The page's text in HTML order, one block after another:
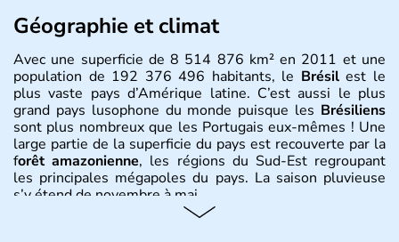
Géographie et climat
Avec une superficie de 8 514 876 km² en 2011 et une
population de 192 376 496 habitants, le Brésilest le
plus vaste pays d’Amérique latine. C’est aussi le plus
grand pays lusophone du monde puisque les Brésiliens
sont plus nombreux que les Portugais eux-mêmes ! Une
large partie de la superficie du pays est recouverte par la
forêt amazonienne, les régions du Sud-Est regroupant
les principales mégapoles du pays. La saison pluvieuse
s’y étend de novembre à mai.